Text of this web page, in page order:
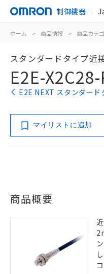
制御機器
ホーム > 商品情報 > 商品カテ
スタンダードタイプ近
E2E-
E2E NEXT スタンダード
マイリストに追加
商品概要